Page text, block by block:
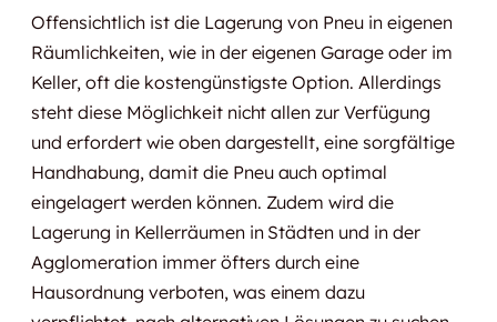
Offensichtlich ist die Lagerung von Pneu in eigenen
Räumlichkeiten, wie in der eigenen Garage oder im
Keller, oft die kostengünstigste Option. Allerdings
steht diese Möglichkeit nicht allen zur Verfügung
und erfordert wie oben dargestellt, eine sorgfältige
Handhabung, damit die Pneu auch optimal
eingelagert werden können. Zudem wird die
Lagerung in Kellerräumen in Städten und in der
Agglomeration immer öfters durch eine
Hausordnung verboten, was einem dazu